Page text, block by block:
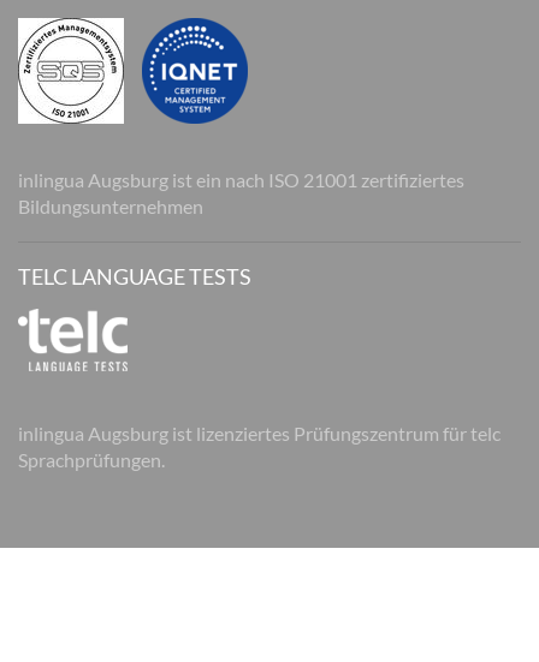
inlingua Augsburg ist ein nach ISO 21001 zertifiziertes
Bildungsunternehmen
TELC LANGUAGE TESTS
inlingua Augsburg ist lizenziertes Prüfungszentrum für telc
Sprachprüfungen.